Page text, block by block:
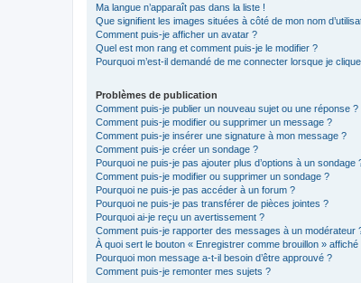
Ma langue n’apparaît pas dans la liste !
Que signifient les images situées à côté de mon nom
Comment puis-je afficher un avatar ?
Quel est mon rang et comment puis-je le modifier ?
Pourquoi m’est-il demandé de me connecter lorsque je
Problèmes de publication
Comment puis-je publier un nouveau sujet ou une réponse ?
Comment puis-je modifier ou supprimer un message ?
Comment puis-je insérer une signature à mon message ?
Comment puis-je créer un sondage ?
Pourquoi ne puis-je pas ajouter plus d’options à un sondage
Comment puis-je modifier ou supprimer un sondage ?
Pourquoi ne puis-je pas accéder à un forum ?
Pourquoi ne puis-je pas transférer de pièces jointes ?
Pourquoi ai-je reçu un avertissement ?
Comment puis-je rapporter des messages à un modérateur
À quoi sert le bouton « Enregistrer comme brouillon » affiché
Pourquoi mon message a-t-il besoin d’être approuvé ?
Comment puis-je remonter mes sujets ?